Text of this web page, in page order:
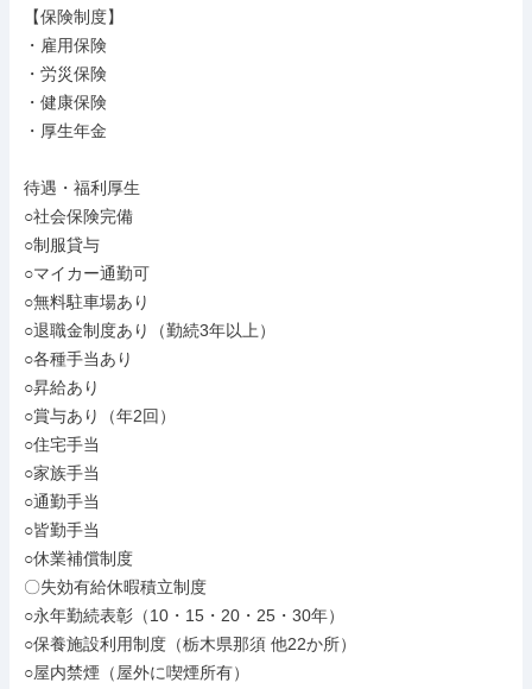
【保険制度】
・雇用保険
・労災保険
・健康保険
・厚生年金
待遇・福利厚生
○社会保険完備
○制服貸与
○マイカー通勤可
○無料駐車場あり
○退職金制度あり（勤続3年以上）
○各種手当あり
○昇給あり
○賞与あり（年2回）
○住宅手当
○家族手当
○通勤手当
○皆勤手当
○休業補償制度
〇失効有給休暇積立制度
○永年勤続表彰（10・15・20・25・30年）
○保養施設利用制度（栃木県那須 他22か所）
○屋内禁煙（屋外に喫煙所有）